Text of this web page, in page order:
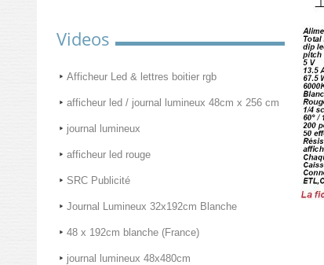
Videos
Afficheur Led & lettres boitier rgb
afficheur led / journal lumineux 48cm x 256 cm
journal lumineux
afficheur led rouge
SRC Publicité
Journal Lumineux 32x192cm Blanche
48 x 192cm blanche (France)
journal lumineux 48x480cm